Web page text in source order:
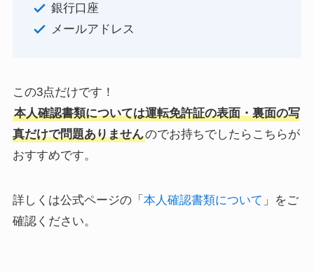
銀行口座
メールアドレス
この3点だけです！
本人確認書類については運転免許証の表面・裏面の写
真だけで問題ありませんのでお持ちでしたらこちらが
おすすめです。
詳しくは公式ページの「 本人確認書類について 」をご
確認ください。